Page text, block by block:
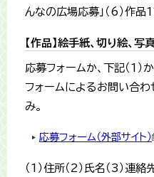
んなの広場応募」（6）作品1
【作品】絵手紙、切り絵、写
応募フォームか、下記（1）
フォームによるお問い合
み。
応募フォーム（外部サイト）
（1）住所（2）氏名（3）連